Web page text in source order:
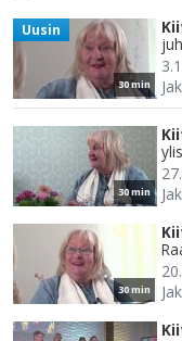
30 min
Uusin
30 min
30 min